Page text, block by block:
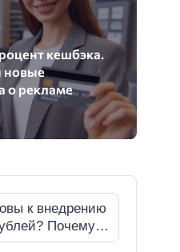
кешбэка.
новые
о рекламе
к внедрению
Почему